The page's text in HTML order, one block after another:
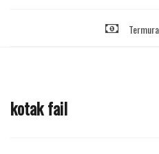
kotak fail